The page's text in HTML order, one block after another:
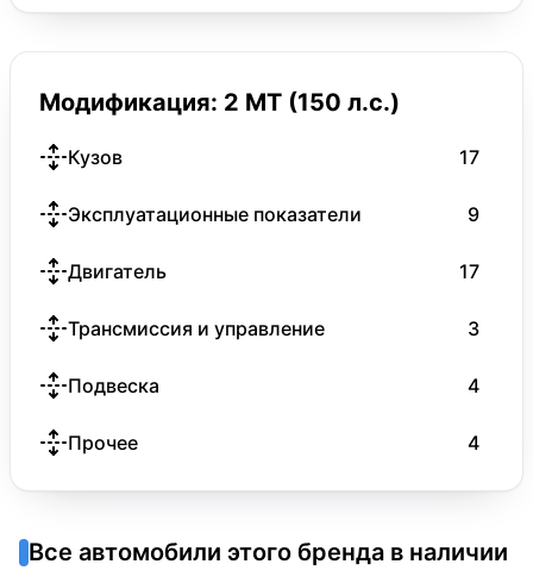
Модификация: 2 MT (150 л.с.)
Кузов 17
Эксплуатационные показатели 9
Двигатель 17
Трансмиссия и управление 3
Подвеска 4
Прочее 4
Все автомобили этого бренда в наличии